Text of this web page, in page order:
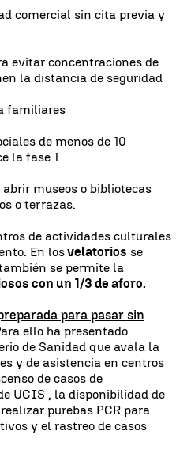
comercial sin cita previa y
evitar concentraciones de
la distancia de seguridad
familiares
de menos de 10
la fase 1
museos o bibliotecas
o terrazas.
de actividades culturales
En losvelatorios se
se permite la
con un 1/3 de aforo.
para pasar sin
ello ha presentado
de Sanidad que avala la
y de asistencia en centros
de casos de
UCIS , la disponibilidad de
purebas PCR para
y el rastreo de casos